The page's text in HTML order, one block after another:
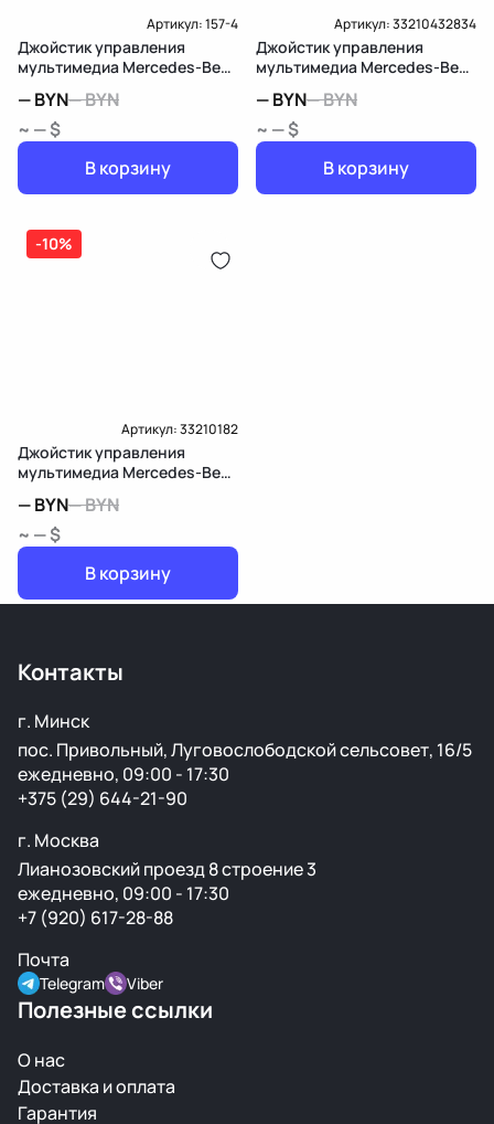
Артикул:157-4
Джойстик управления
мультимедиа Mercedes-Benz
—BYN—BYN
~ — $
В корзину
Артикул:33210432834
Джойстик управления
мультимедиа Mercedes-Benz
—BYN—BYN
~ — $
В корзину
-10%
Артикул:33210182
Джойстик управления
мультимедиа Mercedes-Benz
—BYN—BYN
~ — $
В корзину
Контакты
г. Минск
пос. Привольный, Луговослободской сельсовет, 16/5
ежедневно, 09:00 - 17:30
+375 (29) 644-21-90
г. Москва
Лианозовский проезд 8 строение 3
ежедневно, 09:00 - 17:30
+7 (920) 617-28-88
Почта
Telegram Viber
Полезные ссылки
О нас
Доставка и оплата
Гарантия